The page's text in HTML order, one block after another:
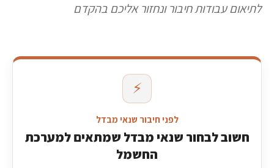
לתיאום עבודות חיבור ונחזור אליכם בהקדם
⚡
לפני חיבור שנאי מבדל
חשוב לבחור שנאי מבדל שמתאים למערכת
החשמל